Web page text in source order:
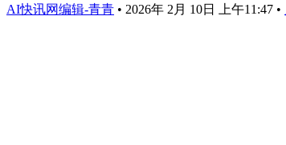
AI快讯网编辑-青青 • 2026年 2月 10日 上午11:47 •